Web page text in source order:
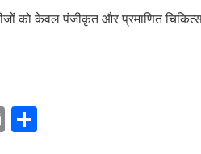
को केवल पंजीकृत और प्रमाणित
E